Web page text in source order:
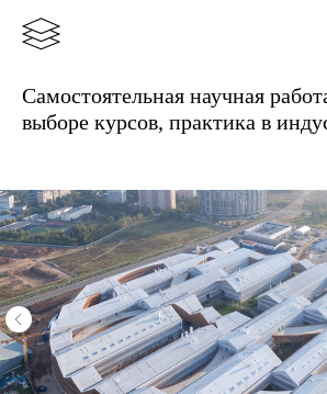
Самостоятельная научная
выборе курсов, практика в